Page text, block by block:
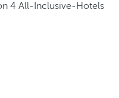
4 All-Inclusive-Hotels